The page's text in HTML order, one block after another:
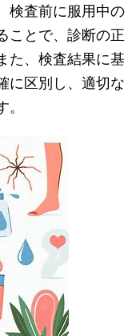
検査前に服用中の
ことで、診断の正
た、検査結果に基
に区別し、適切な